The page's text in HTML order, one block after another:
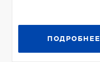
ПОДРОБНЕЕ